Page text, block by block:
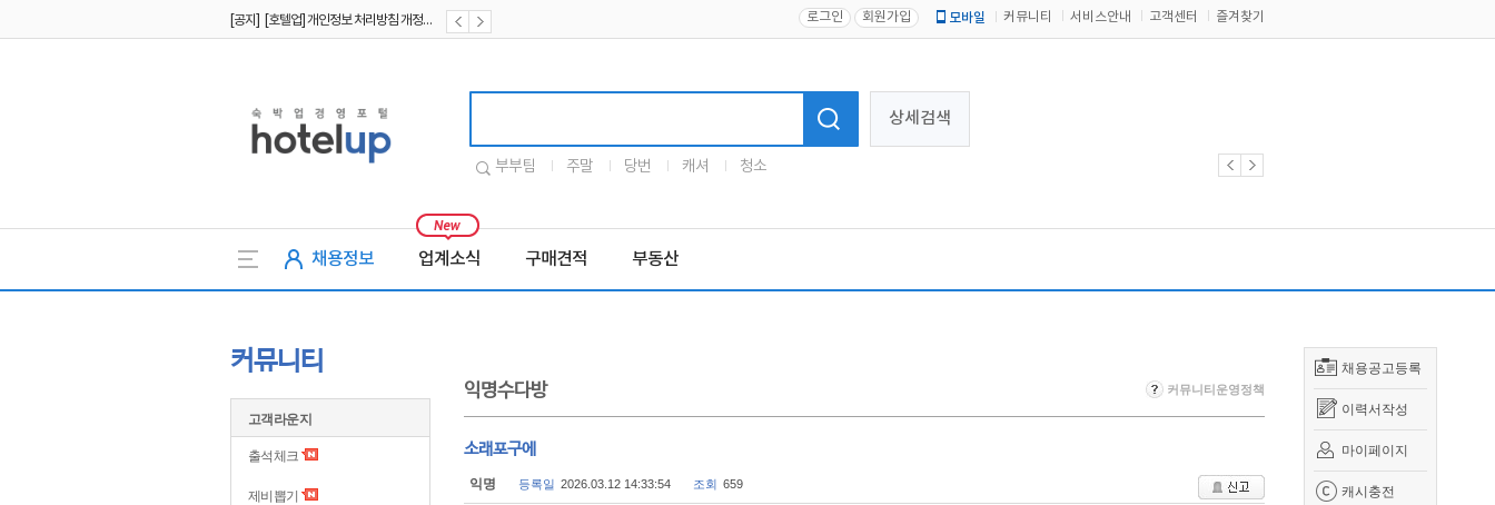
[공지] [호텔업] 개인정보 처리방침 개정본2 (19.09.02) 로그인 회원가입 모바일 커뮤니티 서비스안내 고객센터 즐겨찾기
상세검색
부부팀 주말 당번 캐셔 청소
채용정보 업계소식 구매견적 부동산
채용공고등록
이력서작성
마이페이지
캐시충전
커뮤니티
고객라운지
출석체크
제비뽑기
익명수다방 커뮤니티운영정책
소래포구에
익명 등록일 2026.03.12 14:33:54 조회 659